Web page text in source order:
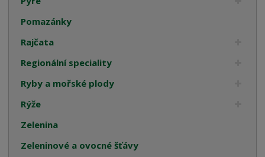
Pomazánky
Rajčata
Regionální speciality
Ryby a mořské plody
Rýže
Zelenina
Zeleninové a ovocné šťávy